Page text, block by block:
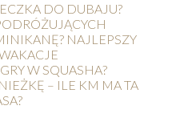
DO DUBAJU?
NAJLEPSZY
W SQUASHA?
– ILE KM MA TA